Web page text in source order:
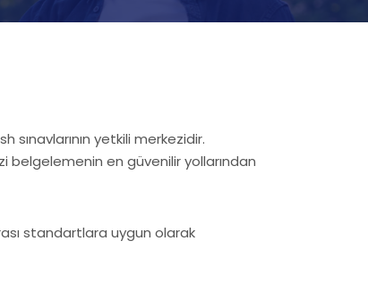
yetkili merkezidir.
belgelemenin en güvenilir yollarından
standartlara uygun olarak